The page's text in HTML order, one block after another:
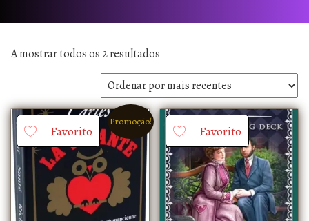
A mostrar todos os 2 resultados
Favorito
Promoção!
Favorito